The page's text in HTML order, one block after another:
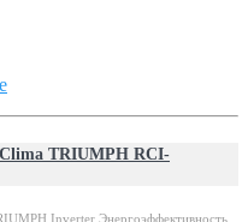
TRIUMPH RCI-
Inverter Энергоэффективность